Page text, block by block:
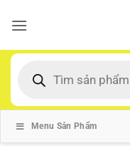
qua
dung
kiếm
Menu Sản Phẩm